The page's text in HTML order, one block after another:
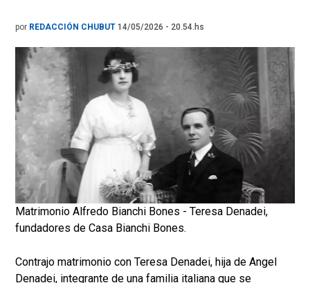
por REDACCIÓN CHUBUT 14/05/2026 - 20.54.hs
Matrimonio Alfredo Bianchi Bones - Teresa Denadei,
fundadores de Casa Bianchi Bones.
Contrajo matrimonio con Teresa Denadei, hija de Angel
Denadei, integrante de una familia italiana que se